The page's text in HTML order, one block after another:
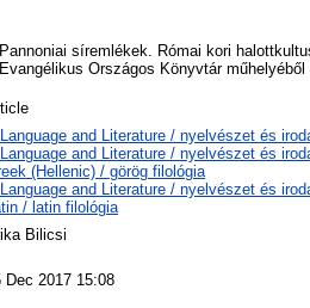
síremlékek. Római kori
Országos Könyvtár műhelyéből
and Literature / nyelvészet és
and Literature / nyelvészet és
(Hellenic) / görög filológia
and Literature / nyelvészet és
/ latin filológia
Bilicsi
Dec 2017 15:08